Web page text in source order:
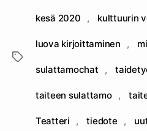
Avainsanat
kesä 2020 , kulttuurin
luova kirjoittaminen ,
sulattamochat ,
taiteen sulattamo ,
Teatteri , tiedote ,